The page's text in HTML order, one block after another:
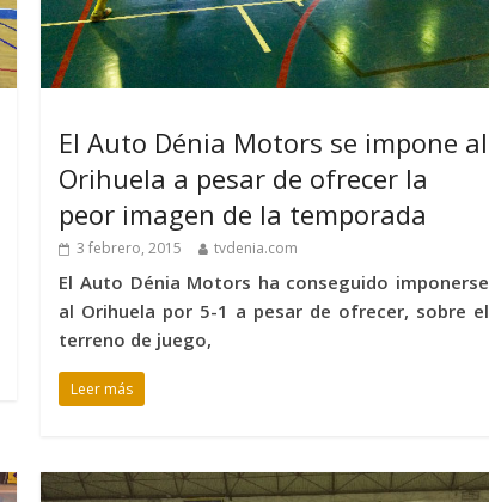
El Auto Dénia Motors se impone al
Orihuela a pesar de ofrecer la
peor imagen de la temporada
3 febrero, 2015 tvdenia.com
El Auto Dénia Motors ha conseguido imponerse
al Orihuela por 5-1 a pesar de ofrecer, sobre el
terreno de juego,
Leer más